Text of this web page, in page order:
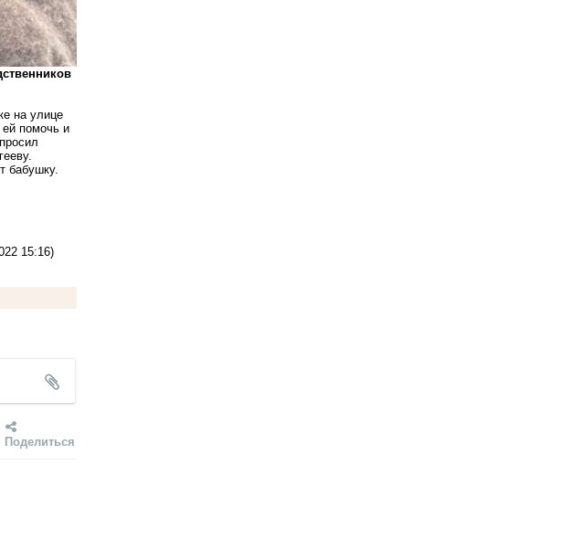
на улице
помочь и
бабушку.
15:16)
Поделиться